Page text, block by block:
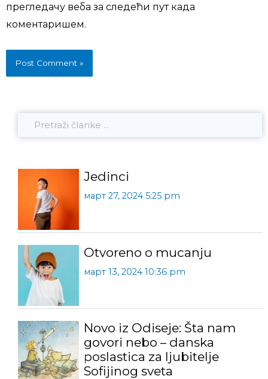
прегледачу веба за следећи пут када
коментаришем.
Jedinci
март 27, 2024 5:25 pm
Otvoreno o mucanju
март 13, 2024 10:36 pm
Novo iz Odiseje: Šta nam
govori nebo – danska
poslastica za ljubitelje
Sofijinog sveta